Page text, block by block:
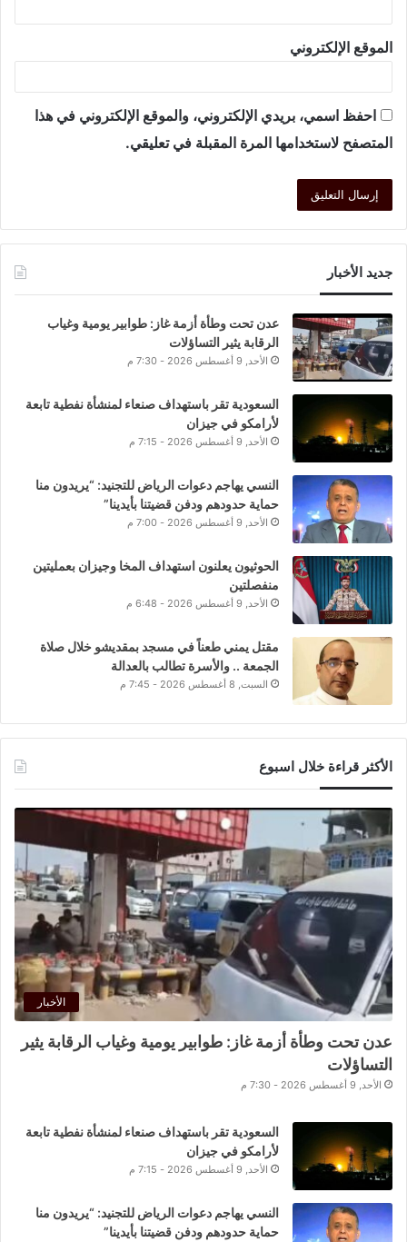
الموقع الإلكتروني
احفظ اسمي، بريدي الإلكتروني، والموقع الإلكتروني في هذا
المتصفح لاستخدامها المرة المقبلة في تعليقي.
جديد الأخبار
عدن تحت وطأة أزمة غاز: طوابير يومية وغياب
الرقابة يثير التساؤلات
الأحد, 9 أغسطس 2026 - 7:30 م
السعودية تقر باستهداف صنعاء لمنشأة نفطية تابعة
لأرامكو في جيزان
الأحد, 9 أغسطس 2026 - 7:15 م
النسي يهاجم دعوات الرياض للتجنيد: “يريدون منا
حماية حدودهم ودفن قضيتنا بأيدينا”
الأحد, 9 أغسطس 2026 - 7:00 م
الحوثيون يعلنون استهداف المخا وجيزان بعمليتين
منفصلتين
الأحد, 9 أغسطس 2026 - 6:48 م
مقتل يمني طعناً في مسجد بمقديشو خلال صلاة
الجمعة .. والأسرة تطالب بالعدالة
السبت, 8 أغسطس 2026 - 7:45 م
الأكثر قراءة خلال اسبوع
الأخبار
عدن تحت وطأة أزمة غاز: طوابير يومية وغياب الرقابة يثير
التساؤلات
الأحد, 9 أغسطس 2026 - 7:30 م
السعودية تقر باستهداف صنعاء لمنشأة نفطية تابعة
لأرامكو في جيزان
الأحد, 9 أغسطس 2026 - 7:15 م
النسي يهاجم دعوات الرياض للتجنيد: “يريدون منا
حماية حدودهم ودفن قضيتنا بأيدينا”